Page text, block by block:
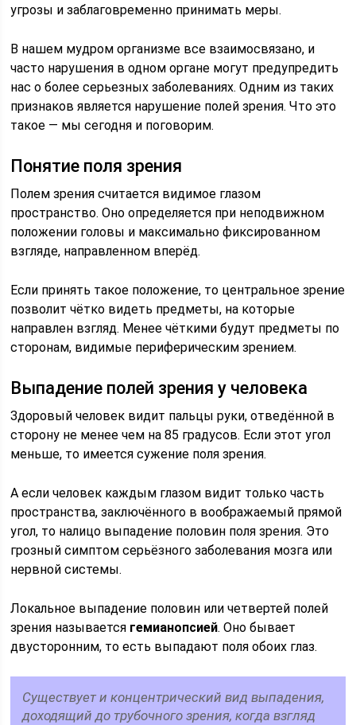
угрозы и заблаговременно принимать меры.
В нашем мудром организме все взаимосвязано, и
часто нарушения в одном органе могут предупредить
нас о более серьезных заболеваниях. Одним из таких
признаков является нарушение полей зрения. Что это
такое — мы сегодня и поговорим.
Понятие поля зрения
Полем зрения считается видимое глазом
пространство. Оно определяется при неподвижном
положении головы и максимально фиксированном
взгляде, направленном вперёд.
Если принять такое положение, то центральное зрение
позволит чётко видеть предметы, на которые
направлен взгляд. Менее чёткими будут предметы по
сторонам, видимые периферическим зрением.
Выпадение полей зрения у человека
Здоровый человек видит пальцы руки, отведённой в
сторону не менее чем на 85 градусов. Если этот угол
меньше, то имеется сужение поля зрения.
А если человек каждым глазом видит только часть
пространства, заключённого в воображаемый прямой
угол, то налицо выпадение половин поля зрения. Это
грозный симптом серьёзного заболевания мозга или
нервной системы.
Локальное выпадение половин или четвертей полей
зрения называется гемианопсией. Оно бывает
двусторонним, то есть выпадают поля обоих глаз.
Существует и концентрический вид выпадения,
доходящий до трубочного зрения, когда взгляд